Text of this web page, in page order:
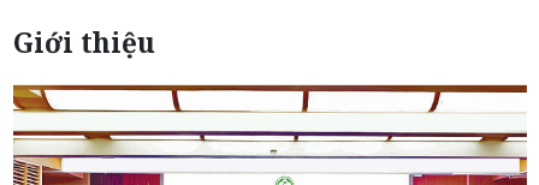
Giới thiệu